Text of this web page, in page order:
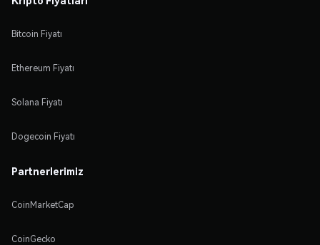
Bitcoin Fiyatı
Ethereum Fiyatı
Solana Fiyatı
Dogecoin Fiyatı
Partnerlerimiz
CoinMarketCap
CoinGecko